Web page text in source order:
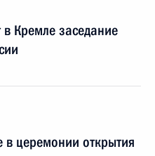
Кремле заседание
в церемонии открытия